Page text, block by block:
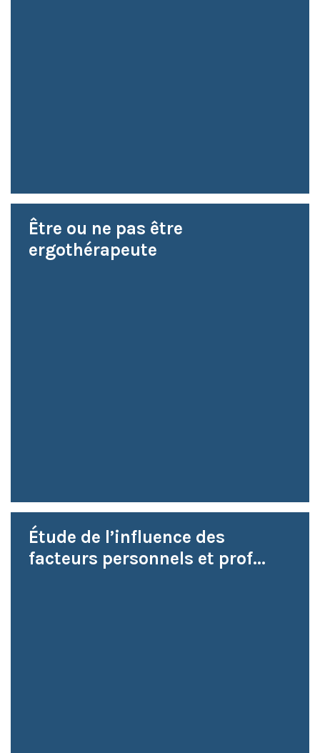
Être ou ne pas être
ergothérapeute
Étude de l’influence des
facteurs personnels et prof...